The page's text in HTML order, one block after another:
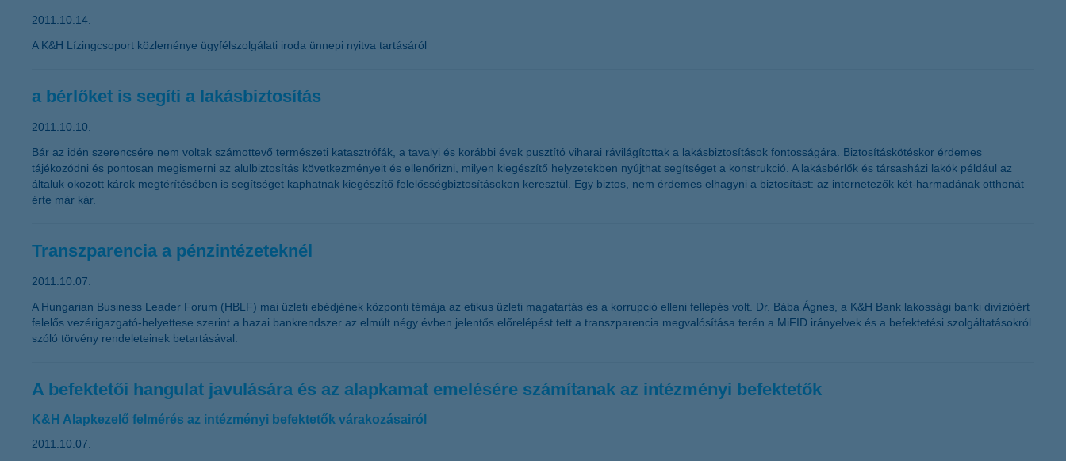
2011.10.14.
A K&H Lízingcsoport közleménye ügyfélszolgálati iroda ünnepi nyitva tartásáról
a bérlőket is segíti a lakásbiztosítás
2011.10.10.
Bár az idén szerencsére nem voltak számottevő természeti katasztrófák, a tavalyi és korábbi évek pusztító viharai rávilágítottak a lakásbiztosítások fontosságára. Biztosításkötéskor érdemes
tájékozódni és pontosan megismerni az alulbiztosítás következményeit és ellenőrizni, milyen kiegészítő helyzetekben nyújthat segítséget a konstrukció. A lakásbérlők és társasházi lakók például az
általuk okozott károk megtérítésében is segítséget kaphatnak kiegészítő felelősségbiztosításokon keresztül. Egy biztos, nem érdemes elhagyni a biztosítást: az internetezők két-harmadának otthonát
érte már kár.
Transzparencia a pénzintézeteknél
2011.10.07.
A Hungarian Business Leader Forum (HBLF) mai üzleti ebédjének központi témája az etikus üzleti magatartás és a korrupció elleni fellépés volt. Dr. Bába Ágnes, a K&H Bank lakossági banki divízióért
felelős vezérigazgató-helyettese szerint a hazai bankrendszer az elmúlt négy évben jelentős előrelépést tett a transzparencia megvalósítása terén a MiFID irányelvek és a befektetési szolgáltatásokról
szóló törvény rendeleteinek betartásával.
A befektetői hangulat javulására és az alapkamat emelésére számítanak az intézményi befektetők
K&H Alapkezelő felmérés az intézményi befektetők várakozásairól
2011.10.07.